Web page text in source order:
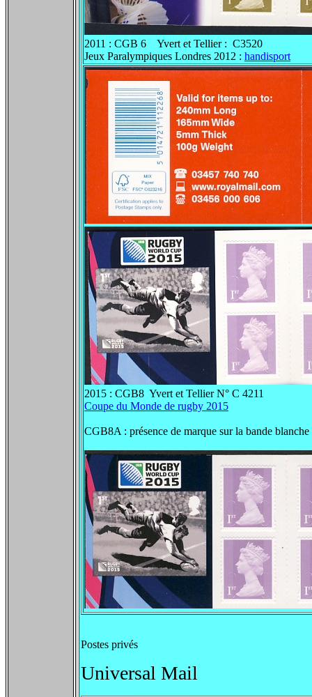
2011 : CGB 6 Yvert et Tellier : C3520
Jeux Paralympiques Londres 2012 : handisport
2015 : CGB8 Yvert et Tellier N° C 4211
Coupe du Monde de rugby 2015
CGB8A : présence de marque sur la bande blanche
Postes privés
Universal Mail